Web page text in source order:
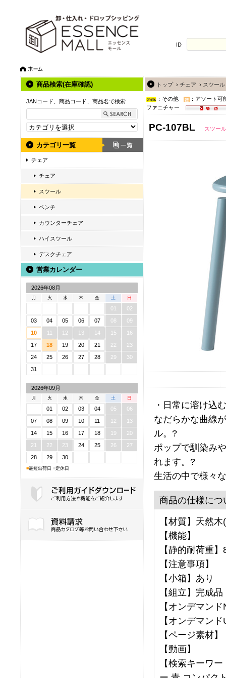
ID
商品検索(在庫確認)
JANコード、商品コード、商品名で検索
カテゴリ一覧
チェア
チェア
スツール
ベンチ
カウンターチェア
ハイスツール
デスクチェア
営業カレンダー
2026年08月
月 火 水 木 金 土 日
01
02
03
04 05 06 07 08
09
10
11 12 13 14 15
16
17
18 19 20 21 22
23
24
25 26 27 28 29
30
31
2026年09月
月 火 水 木 金 土 日
01 02 03 04 05
06
07
08 09 10 11 12
13
14
15 16 17 18 19
20
21
22 23 24 25 26
27
28
29 30
■最短出荷日 ■定休日
トップ› チェア › スツール
：その他
：アソート可
ファニチャー
PC-107BL スツール
・日常に溶け込
なだらかな曲線
ル。?
ポップで馴染み
れます。?
生活の中で様々
商品の仕様につ
【材質】天然
【機能】
【静的耐荷重
【注意事項】
【小箱】あり
【組立】完成品
【オンデマン
【オンデマン
【ページ素材】
【動画】
【検索キーワ